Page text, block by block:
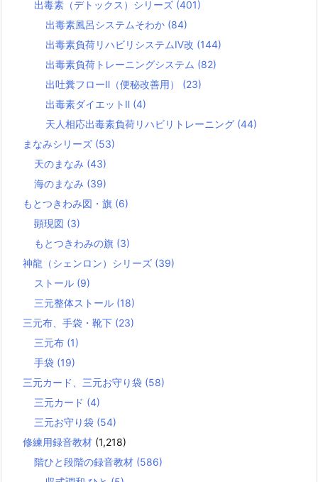
出毒素（デトックス）シリーズ (401)
出毒素風呂システムそわか (84)
出毒素負荷リハビリシステムⅣ改 (144)
出毒素負荷トレーニングシステム (82)
出吐糞フローⅡ（便秘改善用） (23)
出毒素ダイエットⅡ (4)
天人相応出毒素負荷リハビリトレーニング (44)
まなみシリーズ (53)
天のまなみ (43)
海のまなみ (39)
もとつきわみ図・旗 (6)
顕現図 (3)
もとつきわみの旗 (3)
神龍（シェンロン）シリーズ (39)
ストール (9)
三元整体ストール (18)
三元布、手袋・靴下 (23)
三元布 (1)
手袋 (19)
三元カード、三元お守り袋 (58)
三元カード (4)
三元お守り袋 (54)
修練用録音教材 (1,218)
階ひと段階の録音教材 (586)